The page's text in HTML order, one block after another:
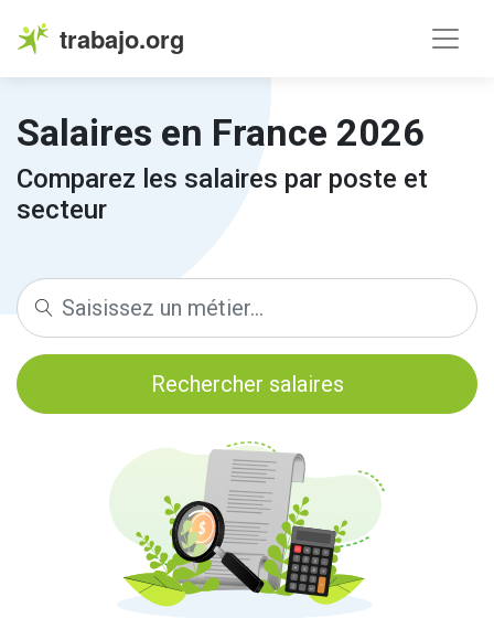
trabajo.org
Salaires en France 2026
Comparez les salaires par poste et
secteur
Rechercher salaires